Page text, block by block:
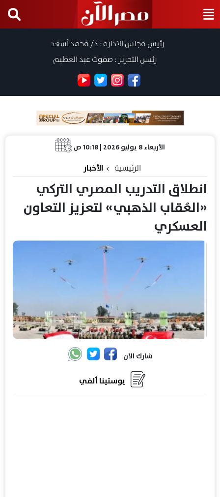
رئيس مجلس الادارة : د/ محمد أسعد
رئيس التحرير : صفوت عبد العظيم
الأربعاء 8 يوليو 2026 | 10:18 ص
الرئيسية الأخبار
انطلاق التدريب المصري التركي
«العُقاب الذهبي» لتعزيز التعاون
العسكري
شارك الان
يوستينا ألفي